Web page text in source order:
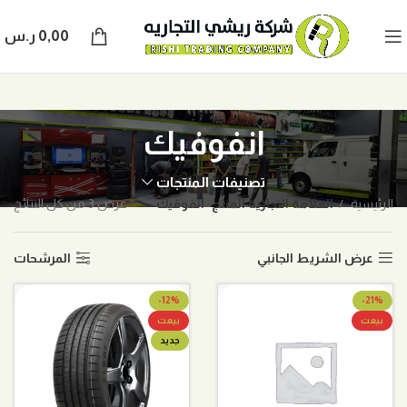
0,00 ر.س
انفوفيك
تصنيفات المنتجات
الرئيسية العلامة التجارية المنتج انفوفيك عرض ⁦3⁩ من كل النتائج
عرض الشريط الجانبي المرشحات
-21%
بيعت
-12%
بيعت
جديد